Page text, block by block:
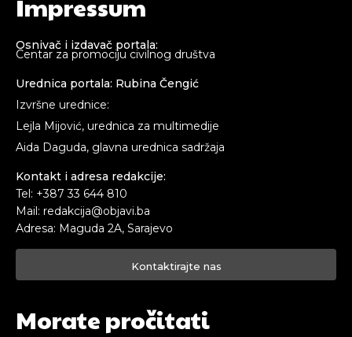
Impressum
Osnivač i izdavač portala:
Centar za promociju civilnog društva
Urednica portala: Rubina Čengić
Izvršne urednice:
Lejla Mijović, urednica za multimedije
Aida Daguda, glavna urednica sadržaja
Kontakt i adresa redakcije:
Tel: +387 33 644 810
Mail: redakcija@objavi.ba
Adresa: Maguda 2A, Sarajevo
Kontaktirajte nas
Morate pročitati